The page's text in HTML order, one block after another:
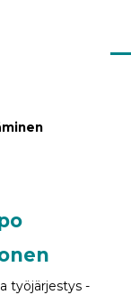
työjärjestys -